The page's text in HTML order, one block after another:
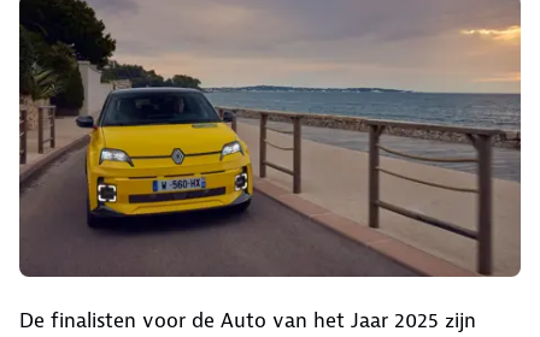
De finalisten voor de Auto van het Jaar 2025 zijn